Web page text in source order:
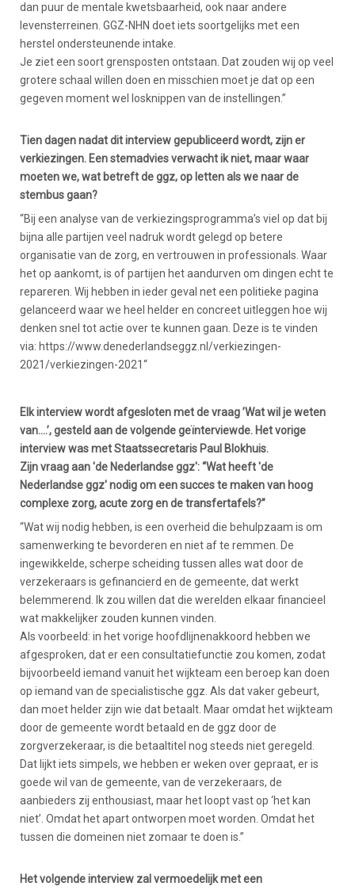
dan puur de mentale kwetsbaarheid, ook naar andere
levensterreinen. GGZ-NHN doet iets soortgelijks met een
herstel ondersteunende intake.
Je ziet een soort grensposten ontstaan. Dat zouden wij op veel
grotere schaal willen doen en misschien moet je dat op een
gegeven moment wel losknippen van de instellingen.”
Tien dagen nadat dit interview gepubliceerd wordt, zijn er
verkiezingen. Een stemadvies verwacht ik niet, maar waar
moeten we, wat betreft de ggz, op letten als we naar de
stembus gaan?
“Bij een analyse van de verkiezingsprogramma’s viel op dat bij
bijna alle partijen veel nadruk wordt gelegd op betere
organisatie van de zorg, en vertrouwen in professionals. Waar
het op aankomt, is of partijen het aandurven om dingen echt te
repareren. Wij hebben in ieder geval net een politieke pagina
gelanceerd waar we heel helder en concreet uitleggen hoe wij
denken snel tot actie over te kunnen gaan. Deze is te vinden
via: https://www.denederlandseggz.nl/verkiezingen-
2021/verkiezingen-2021“
Elk interview wordt afgesloten met de vraag ’Wat wil je weten
van....’, gesteld aan de volgende geïnterviewde. Het vorige
interview was met Staatssecretaris Paul Blokhuis.
Zijn vraag aan 'de Nederlandse ggz': “Wat heeft 'de
Nederlandse ggz' nodig om een succes te maken van hoog
complexe zorg, acute zorg en de transfertafels?”
“Wat wij nodig hebben, is een overheid die behulpzaam is om
samenwerking te bevorderen en niet af te remmen. De
ingewikkelde, scherpe scheiding tussen alles wat door de
verzekeraars is gefinancierd en de gemeente, dat werkt
belemmerend. Ik zou willen dat die werelden elkaar financieel
wat makkelijker zouden kunnen vinden.
Als voorbeeld: in het vorige hoofdlijnenakkoord hebben we
afgesproken, dat er een consultatiefunctie zou komen, zodat
bijvoorbeeld iemand vanuit het wijkteam een beroep kan doen
op iemand van de specialistische ggz. Als dat vaker gebeurt,
dan moet helder zijn wie dat betaalt. Maar omdat het wijkteam
door de gemeente wordt betaald en de ggz door de
zorgverzekeraar, is die betaaltitel nog steeds niet geregeld.
Dat lijkt iets simpels, we hebben er weken over gepraat, er is
goede wil van de gemeente, van de verzekeraars, de
aanbieders zij enthousiast, maar het loopt vast op ‘het kan
niet’. Omdat het apart ontworpen moet worden. Omdat het
tussen die domeinen niet zomaar te doen is.”
Het volgende interview zal vermoedelijk met een